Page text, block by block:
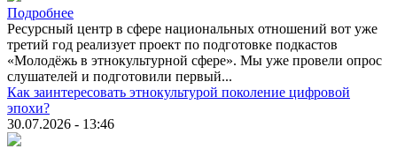
Подробнее
Ресурсный центр в сфере национальных отношений вот уже
третий год реализует проект по подготовке подкастов
«Молодёжь в этнокультурной сфере». Мы уже провели опрос
слушателей и подготовили первый...
Как заинтересовать этнокультурой поколение цифровой
эпохи?
30.07.2026 - 13:46